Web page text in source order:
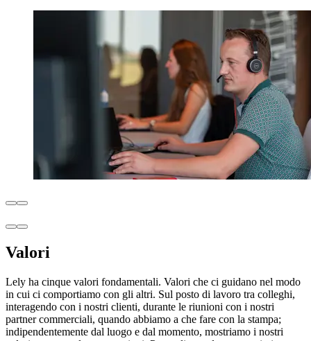
Valori
Lely ha cinque valori fondamentali. Valori che ci guidano nel modo
in cui ci comportiamo con gli altri. Sul posto di lavoro tra colleghi,
interagendo con i nostri clienti, durante le riunioni con i nostri
partner commerciali, quando abbiamo a che fare con la stampa;
indipendentemente dal luogo e dal momento, mostriamo i nostri